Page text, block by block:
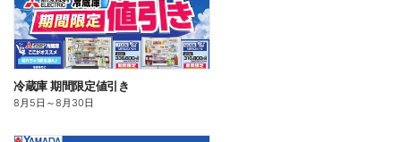
冷蔵庫 期間限定値引き
8月5日 ～8月30日